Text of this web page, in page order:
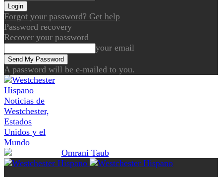
Forgot your password? Get help
Password recovery
Recover your password
your email
A password will be e-mailed to you.
Noticias de
Westchester,
Estados
Unidos y el
Mundo